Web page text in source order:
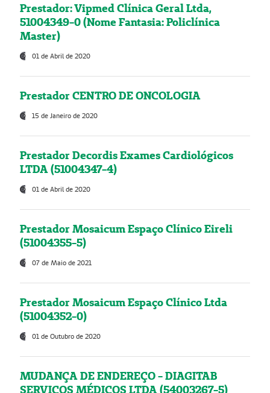
Prestador: Vipmed Clínica Geral Ltda,
51004349-0 (Nome Fantasia: Policlínica
Master)
01 de Abril de 2020
Prestador CENTRO DE ONCOLOGIA
15 de Janeiro de 2020
Prestador Decordis Exames Cardiológicos
LTDA (51004347-4)
01 de Abril de 2020
Prestador Mosaicum Espaço Clínico Eireli
(51004355-5)
07 de Maio de 2021
Prestador Mosaicum Espaço Clínico Ltda
(51004352-0)
01 de Outubro de 2020
MUDANÇA DE ENDEREÇO - DIAGITAB
SERVIÇOS MÉDICOS LTDA (54003267-5)